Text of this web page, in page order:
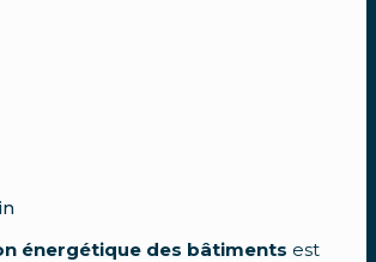
énergétique des bâtiments est